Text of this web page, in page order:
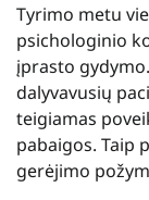
Tyrimo metu
psichologinio
įprasto
dalyvavusių
teigiamas
pabaigos. Taip
gerėjimo